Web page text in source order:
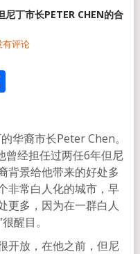
尼丁市长PETER CHEN的合
有评论
分
华裔市长Peter Chen。
曾经担任过两任6年但尼
背景给他带来的好处多
非常白人化的城市，早
更多，因为在一群白人
醒目。
开放，在他之前，但尼